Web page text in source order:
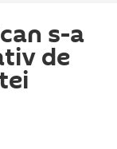
s-a
de